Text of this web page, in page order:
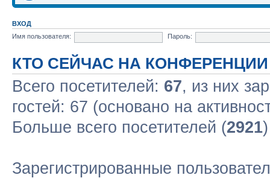
ВХОД
Имя пользователя:
Пароль:
КТО СЕЙЧАС НА КОНФЕРЕНЦИИ
Всего посетителей: 67, из них
гостей: 67 (основано на
Больше всего посетителей (2921
Зарегистрированные